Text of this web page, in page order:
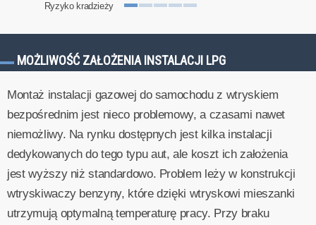
Ryzyko kradzieży
MOŻLIWOŚĆ ZAŁOŻENIA INSTALACJI LPG
Montaż instalacji gazowej do samochodu z wtryskiem
bezpośrednim jest nieco problemowy, a czasami nawet
niemożliwy. Na rynku dostępnych jest kilka instalacji
dedykowanych do tego typu aut, ale koszt ich założenia
jest wyższy niż standardowo. Problem leży w konstrukcji
wtryskiwaczy benzyny, które dzięki wtryskowi mieszanki
utrzymują optymalną temperaturę pracy. Przy braku